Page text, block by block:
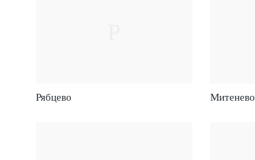
Рябцево Митенево